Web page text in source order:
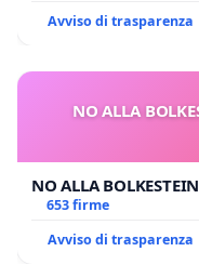
Avviso di trasparenza
NO ALLA
NO ALLA
653 firme
Avviso di trasparenza